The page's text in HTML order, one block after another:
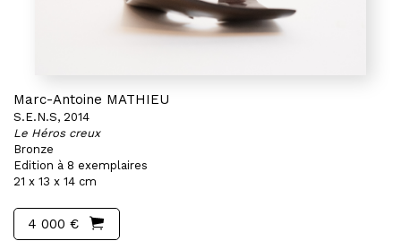
Marc-Antoine MATHIEU
S.E.N.S, 2014
Le Héros creux
Bronze
Edition à 8 exemplaires
21 x 13 x 14 cm
4 000 €